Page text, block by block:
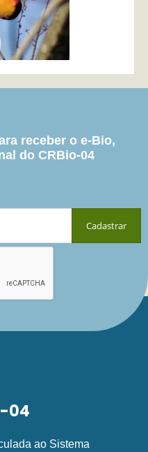
receber o e-Bio,
do CRBio-04
04
ao Sistema